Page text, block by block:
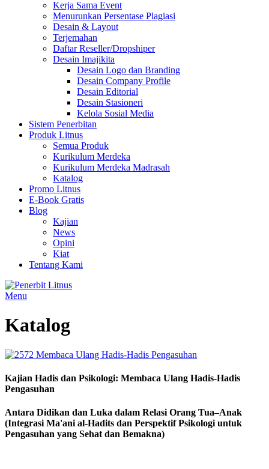
Kerja Sama Event
Menurunkan Persentase Plagiasi
Desain & Layout
Terjemahan
Daftar Reseller/Dropshiper
Desain Imajikita
Desain Logo dan Branding
Desain Company Profile
Desain Editorial
Desain Stasioneri
Kelola Sosial Media
Sistem Penerbitan
Produk Litnus
Semua Produk
Kurikulum Merdeka
Kurikulum Merdeka Madrasah
Katalog
Promo Litnus
E-Book Gratis
Blog
Kajian
News
Opini
Kiat
Tentang Kami
Menu
Katalog
Kajian Hadis dan Psikologi: Membaca Ulang Hadis-Hadis
Pengasuhan
Antara Didikan dan Luka dalam Relasi Orang Tua–Anak
(Integrasi Ma'ani al-Hadits dan Perspektif Psikologi untuk
Pengasuhan yang Sehat dan Bemakna)